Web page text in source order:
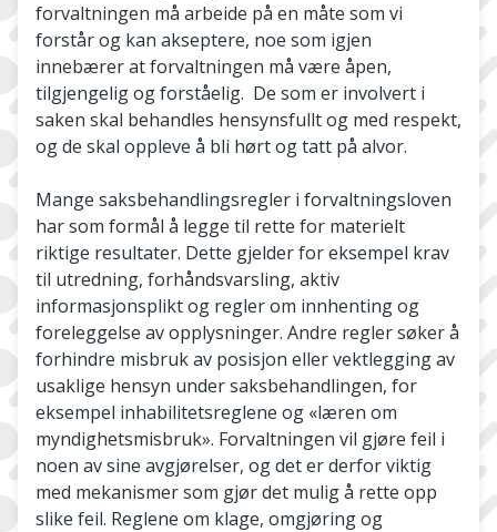
forvaltningen må arbeide på en måte som vi
forstår og kan akseptere, noe som igjen
innebærer at forvaltningen må være åpen,
tilgjengelig og forståelig. De som er involvert i
saken skal behandles hensynsfullt og med respekt,
og de skal oppleve å bli hørt og tatt på alvor.
Mange saksbehandlingsregler i forvaltningsloven
har som formål å legge til rette for materielt
riktige resultater. Dette gjelder for eksempel krav
til utredning, forhåndsvarsling, aktiv
informasjonsplikt og regler om innhenting og
foreleggelse av opplysninger. Andre regler søker å
forhindre misbruk av posisjon eller vektlegging av
usaklige hensyn under saksbehandlingen, for
eksempel inhabilitetsreglene og «læren om
myndighetsmisbruk». Forvaltningen vil gjøre feil i
noen av sine avgjørelser, og det er derfor viktig
med mekanismer som gjør det mulig å rette opp
slike feil. Reglene om klage, omgjøring og